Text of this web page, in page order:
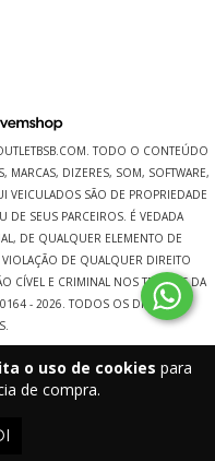
o uso de cookies para
de compra.
TODO O CONTEÚDO
MARCAS, DIZERES, SOM, SOFTWARE,
VEICULADOS SÃO DE PROPRIEDADE
DE SEUS PARCEIROS. É VEDADA
DE QUALQUER ELEMENTO DE
DE QUALQUER DIREITO
CÍVEL E CRIMINAL NOS TERMOS DA
- 2026. TODOS OS DIREITOS